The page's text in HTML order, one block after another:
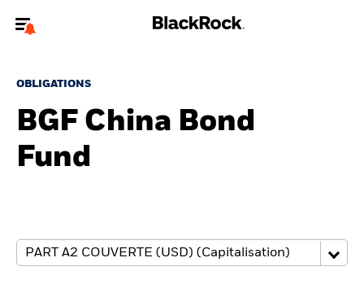
financiers.
jourvotre type d'utilisateur
A propos de BlackRock
Thèmes
OBLIGATIONS
BGF China Bond
Fund